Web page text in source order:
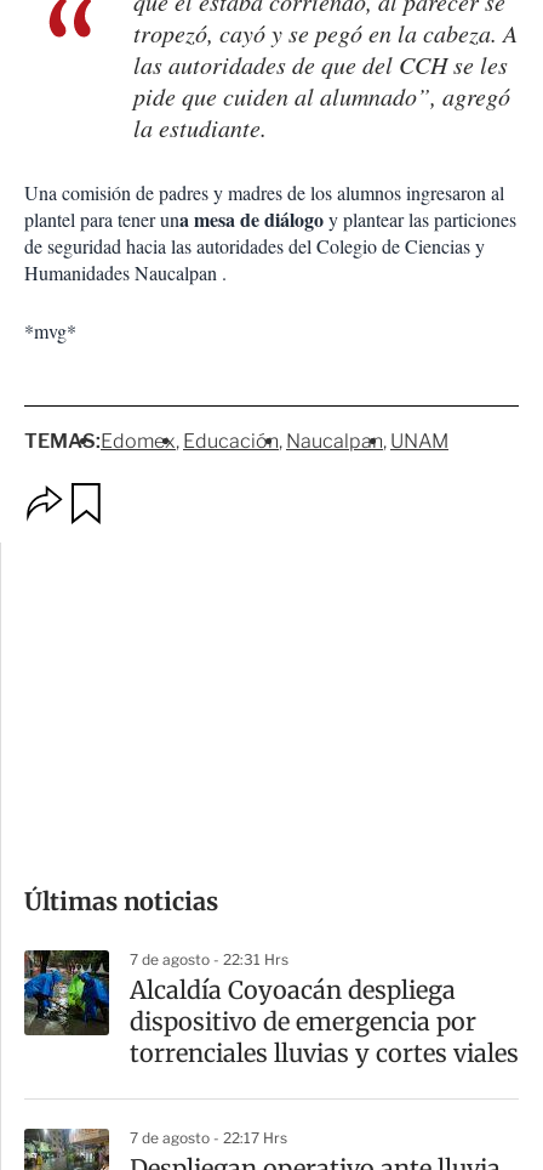
tropezó, cayó y se pegó en la cabeza. A
las autoridades de que del CCH se les
pide que cuiden al alumnado”, agregó
la estudiante.
Una comisión de padres y madres de los alumnos ingresaron al
plantel para tener una mesa de diálogoy plantear las particiones
de seguridad hacia las autoridades del Colegio de Ciencias y
Humanidades Naucalpan .
*mvg*
TEMAS:Edomex Educación Naucalpan UNAM
m
a
r
t
Últimas noticias
7 de agosto - 22:31 Hrs
Alcaldía Coyoacán despliega
dispositivo de emergencia por
torrenciales lluvias y cortes viales
7 de agosto - 22:17 Hrs